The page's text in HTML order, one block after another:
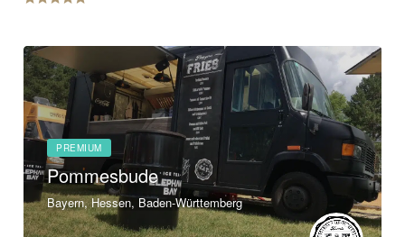
PREMIUM
Pommesbude
Bayern, Hessen, Baden-Württemberg